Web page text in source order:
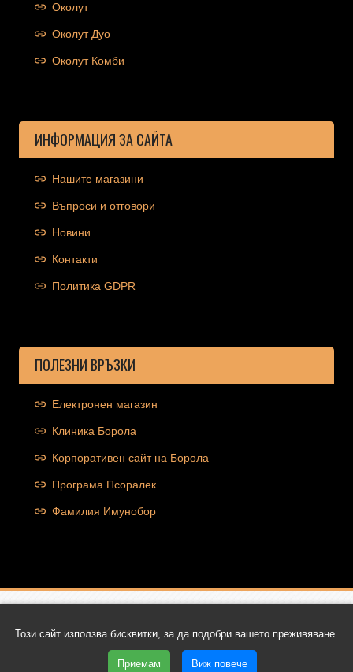
Околут
Околут Дуо
Околут Комби
ИНФОРМАЦИЯ ЗА САЙТА
Нашите магазини
Въпроси и отговори
Новини
Контакти
Политика GDPR
ПОЛЕЗНИ ВРЪЗКИ
Електронен магазин
Клиника Борола
Корпоративен сайт на Борола
Програма Псоралек
Фамилия Имунобор
Copyright © 2026 Ocolut.com | Всички права запазени | Уеб
дизайн и SEO от Трибест
Този сайт използва бисквитки, за да подобри вашето преживяване.
Приемам Виж повече